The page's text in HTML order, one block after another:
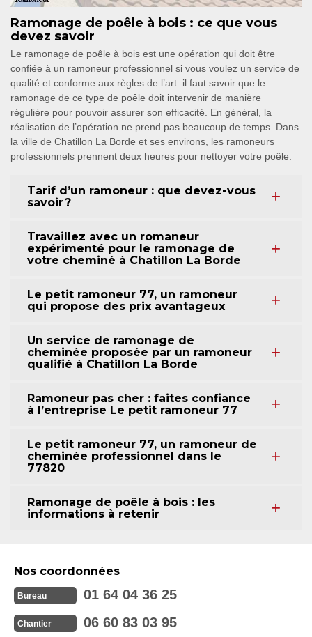
Ramonage de poêle à bois : ce que vous
devez savoir
Le ramonage de poêle à bois est une opération qui doit être
confiée à un ramoneur professionnel si vous voulez un service de
qualité et conforme aux règles de l’art. il faut savoir que le
ramonage de ce type de poêle doit intervenir de manière
régulière pour pouvoir assurer son efficacité. En général, la
réalisation de l’opération ne prend pas beaucoup de temps. Dans
la ville de Chatillon La Borde et ses environs, les ramoneurs
professionnels prennent deux heures pour nettoyer votre poêle.
Tarif d’un ramoneur : que devez-vous
savoir ?
Travaillez avec un romaneur
expérimenté pour le ramonage de
votre cheminé à Chatillon La Borde
Le petit ramoneur 77, un ramoneur
qui propose des prix avantageux
Un service de ramonage de
cheminée proposée par un ramoneur
qualifié à Chatillon La Borde
Ramoneur pas cher : faites confiance
à l’entreprise Le petit ramoneur 77
Le petit ramoneur 77, un ramoneur de
cheminée professionnel dans le
77820
Ramonage de poêle à bois : les
informations à retenir
Nos coordonnées
Bureau 01 64 04 36 25
Chantier 06 60 83 03 95